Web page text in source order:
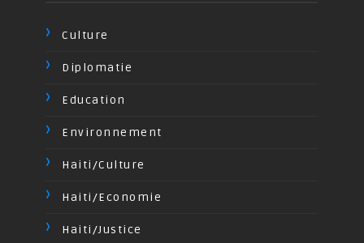
Culture
Diplomatie
Education
Environnement
Haiti/Culture
Haiti/Economie
Haiti/Justice